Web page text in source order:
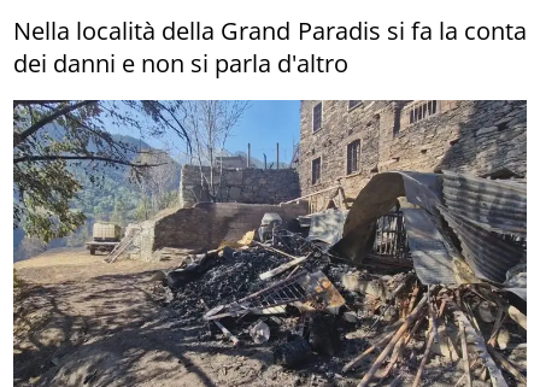
Nella località della Grand Paradis si fa la conta
dei danni e non si parla d'altro